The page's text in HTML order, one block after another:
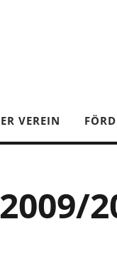
VEREIN